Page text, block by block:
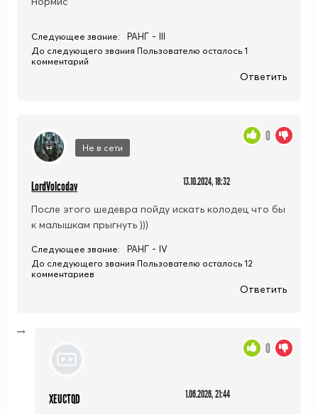
Следующее звание: РАНГ - III
До следующего звания Пользователю осталось 1
комментарий
Ответить
Не в сети
LordVolcodav 13.10.2024, 18:32
После этого шедевра пойду искать колодец что бы
к малышкам прыгнуть )))
0
Следующее звание: РАНГ - IV
До следующего звания Пользователю осталось 12
комментариев
Ответить
XEUCTQD 1.06.2026, 21:44
0